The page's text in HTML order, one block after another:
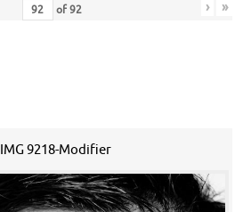
of92 › »
IMG 9218-Modifier